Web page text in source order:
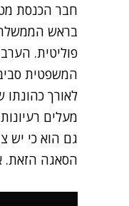
חבר הכנסת
בראש הממשלה
המשפטית
לאורך
מעלים
גם הוא כי יש
הסאגה הזאת.